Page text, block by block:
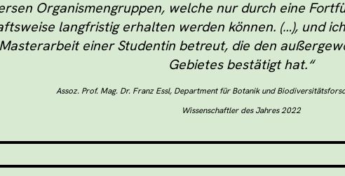
Organismengruppen, welche nur durch eine
langfristig erhalten werden können. (…), und
einer Studentin betreut, die den
Gebietes bestätigt hat.“
Assoz. Prof. Mag. Dr. Franz Essl, Department für Botanik und
Wissenschaftler des Jahres 2022